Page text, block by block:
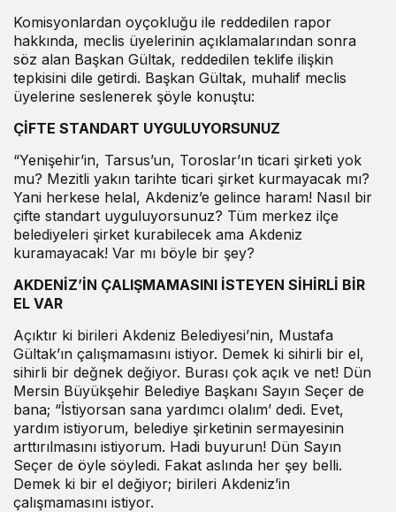
Komisyonlardan oyçokluğu ile reddedilen rapor
hakkında, meclis üyelerinin açıklamalarından sonra
söz alan Başkan Gültak, reddedilen teklife ilişkin
tepkisini dile getirdi. Başkan Gültak, muhalif meclis
üyelerine seslenerek şöyle konuştu:
ÇİFTE STANDART UYGULUYORSUNUZ
“Yenişehir’in, Tarsus’un, Toroslar’ın ticari şirketi yok
mu? Mezitli yakın tarihte ticari şirket kurmayacak mı?
Yani herkese helal, Akdeniz’e gelince haram! Nasıl bir
çifte standart uyguluyorsunuz? Tüm merkez ilçe
belediyeleri şirket kurabilecek ama Akdeniz
kuramayacak! Var mı böyle bir şey?
AKDENİZ’İN ÇALIŞMAMASINI İSTEYEN SİHİRLİ BİR
EL VAR
Açıktır ki birileri Akdeniz Belediyesi’nin, Mustafa
Gültak’ın çalışmamasını istiyor. Demek ki sihirli bir el,
sihirli bir değnek değiyor. Burası çok açık ve net! Dün
Mersin Büyükşehir Belediye Başkanı Sayın Seçer de
bana; “İstiyorsan sana yardımcı olalım’ dedi. Evet,
yardım istiyorum, belediye şirketinin sermayesinin
arttırılmasını istiyorum. Hadi buyurun! Dün Sayın
Seçer de öyle söyledi. Fakat aslında her şey belli.
Demek ki bir el değiyor; birileri Akdeniz’in
çalışmamasını istiyor.